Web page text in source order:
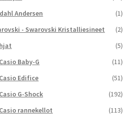
Andersen
(1)
- Swarovski Kristalliesineet
(2)
(5)
Baby-G
(11)
Edifice
(51)
G-Shock
(192)
rannekellot
(113)